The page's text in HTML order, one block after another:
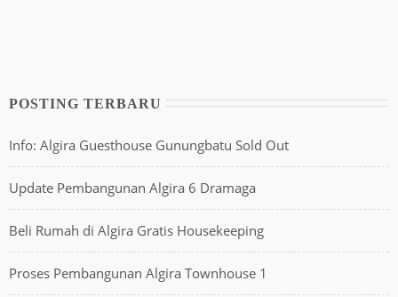
POSTING TERBARU
Info: Algira Guesthouse Gunungbatu Sold Out
Update Pembangunan Algira 6 Dramaga
Beli Rumah di Algira Gratis Housekeeping
Proses Pembangunan Algira Townhouse 1